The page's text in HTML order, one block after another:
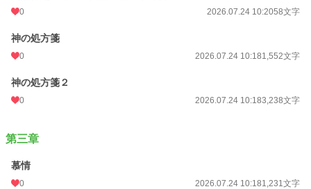
0 2026.07.24 10:2058文字
神の処方箋
0 2026.07.24 10:181,552文字
神の処方箋２
0 2026.07.24 10:183,238文字
第三章
慕情
0 2026.07.24 10:181,231文字